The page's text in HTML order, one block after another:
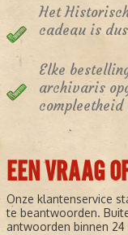
Het
cadeau is
Elke
archivaris
EEN VRAAG
Onze klantenservice
te beantwoorden.
antwoorden binnen 24